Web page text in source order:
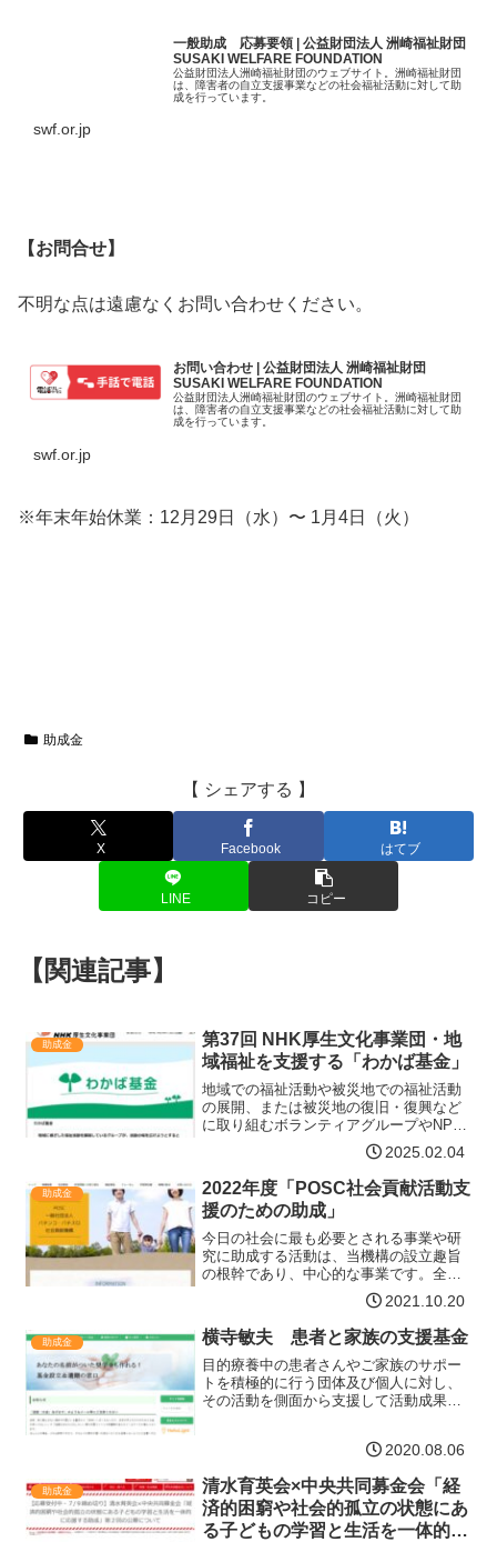
一般助成 応募要領 | 公益財団法人 洲崎福祉財団
SUSAKI WELFARE FOUNDATION
公益財団法人洲崎福祉財団のウェブサイト。洲崎福祉財団
は、障害者の自立支援事業などの社会福祉活動に対して助
成を行っています。
swf.or.jp
【お問合せ】
不明な点は遠慮なくお問い合わせください。
お問い合わせ | 公益財団法人 洲崎福祉財団
SUSAKI WELFARE FOUNDATION
公益財団法人洲崎福祉財団のウェブサイト。洲崎福祉財団
は、障害者の自立支援事業などの社会福祉活動に対して助
成を行っています。
swf.or.jp
※年末年始休業：12月29日（水）〜 1月4日（火）
助成金
【 シェアする 】
X Facebook はてブ
LINE コピー
【関連記事】
助成金
第37回 NHK厚生文化事業団・地
域福祉を支援する「わかば基金」
地域での福祉活動や被災地での福祉活動
の展開、または被災地の復旧・復興など
に取り組むボランティアグループやNPO
を応援します「わかば基金」は、地域に
根ざした福祉活動を展開しているNPOや
ボランティアグループが、活動の幅を広
げるための支援をして…【詳細はコチ
ラ】
2025.02.04
助成金
2022年度「POSC社会貢献活動支
援のための助成」
今日の社会に最も必要とされる事業や研
究に助成する活動は、当機構の設立趣旨
の根幹であり、中心的な事業です。全日
本遊技事業協同組合連合会(全日遊連)の社
会貢献基金やパチンコ・パチスロ産業21
世紀会からの寄付金等をその主な財源と
して、2022年度…【詳細はコチラ】
2021.10.20
助成金 横寺敏夫 患者と家族の支援基金
目的療養中の患者さんやご家族のサポー
トを積極的に行う団体及び個人に対し、
その活動を側面から支援して活動成果の
り、笑顔が増える事を目的としていま
はコチラ】
2020.08.06
助成金
清水育英会×中央共同募金会「経
済的困窮や社会的孤立の状態にあ
る子どもの学習と生活を一体的に